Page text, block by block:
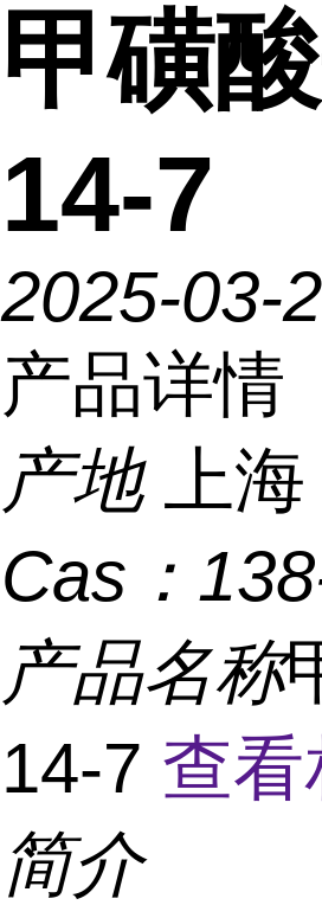
甲磺
14-7
2025-03-
产品详情
产地 上海
Cas：
产品名称
14-7 查
简介